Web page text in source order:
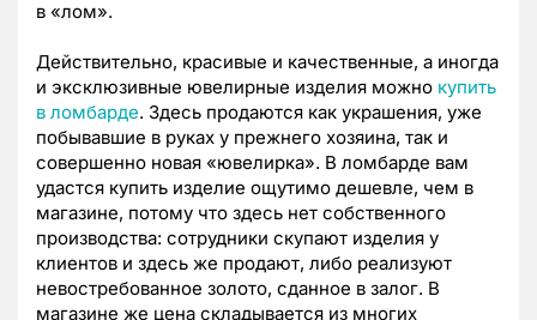
в «лом».
Действительно, красивые и качественные, а иногда
и эксклюзивные ювелирные изделия можно купить
в ломбарде. Здесь продаются как украшения, уже
побывавшие в руках у прежнего хозяина, так и
совершенно новая «ювелирка». В ломбарде вам
удастся купить изделие ощутимо дешевле, чем в
магазине, потому что здесь нет собственного
производства: сотрудники скупают изделия у
клиентов и здесь же продают, либо реализуют
невостребованное золото, сданное в залог. В
магазине же цена складывается из многих